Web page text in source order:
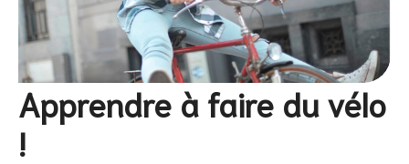
Apprendre à faire du vélo
!